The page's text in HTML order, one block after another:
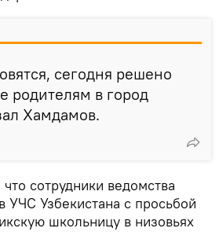
сегодня решено
родителям в город
Хамдамов.
сотрудники ведомства
УЧС Узбекистана с просьбой
школьницу в низовьях